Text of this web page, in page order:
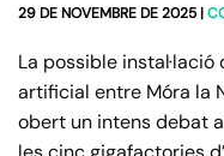
29 DE NOVEMBRE DE 2025 |
La possible instal·lació
artificial entre Móra la
obert un intens debat